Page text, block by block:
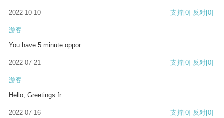
2022-10-10 支持[0] 反对[0]
游客
You have 5 minute oppor
2022-07-21 支持[0] 反对[0]
游客
Hello, Greetings fr
2022-07-16 支持[0] 反对[0]